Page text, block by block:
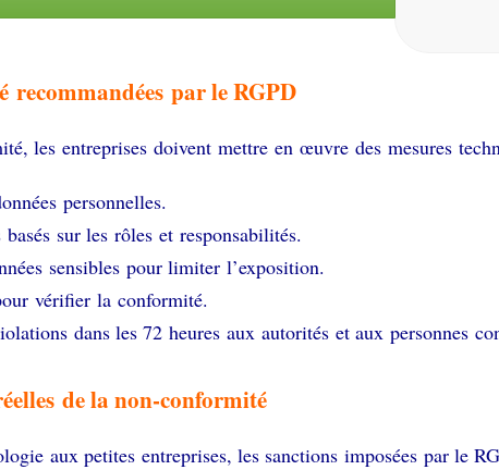
recommandées par le RGPD
les entreprises doivent mettre en œuvre des mesures
personnelles.
basés sur les rôles et responsabilités.
sensibles pour limiter l’exposition.
vérifier la conformité.
dans les 72 heures aux autorités et aux personnes
de la non-conformité
aux petites entreprises, les sanctions imposées par le